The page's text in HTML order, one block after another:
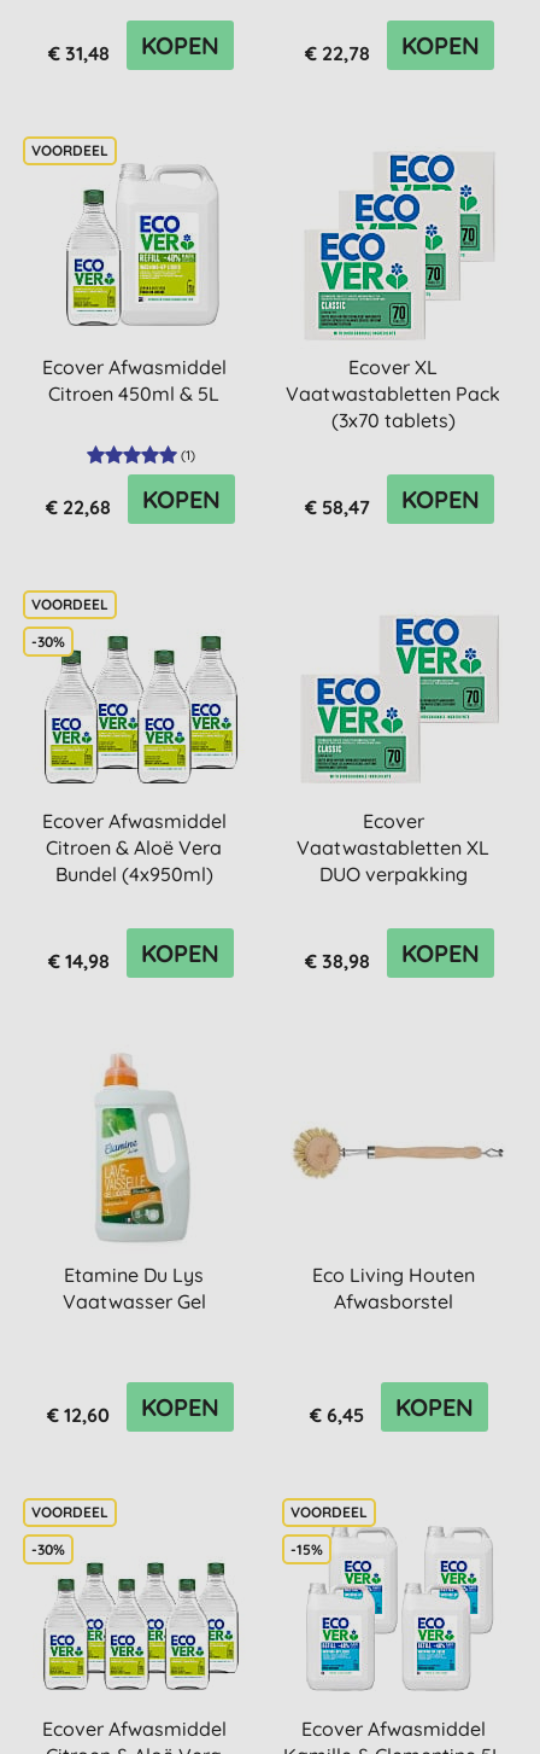
€ 31,48 KOPEN € 22,78 KOPEN
Ecover Afwasmiddel
Citroen 450ml & 5L
(1)
€ 22,68 KOPEN
Ecover XL
Vaatwastabletten Pack
(3x70 tablets)
€ 58,47 KOPEN
-30%
Ecover Afwasmiddel
Citroen & Aloë Vera
Bundel (4x950ml)
€ 14,98 KOPEN
Ecover
Vaatwastabletten XL
DUO verpakking
€ 38,98 KOPEN
Etamine Du Lys
Vaatwasser Gel
€ 12,60 KOPEN
Eco Living Houten
Afwasborstel
€ 6,45 KOPEN
-30%
Ecover Afwasmiddel
-15%
Ecover Afwasmiddel